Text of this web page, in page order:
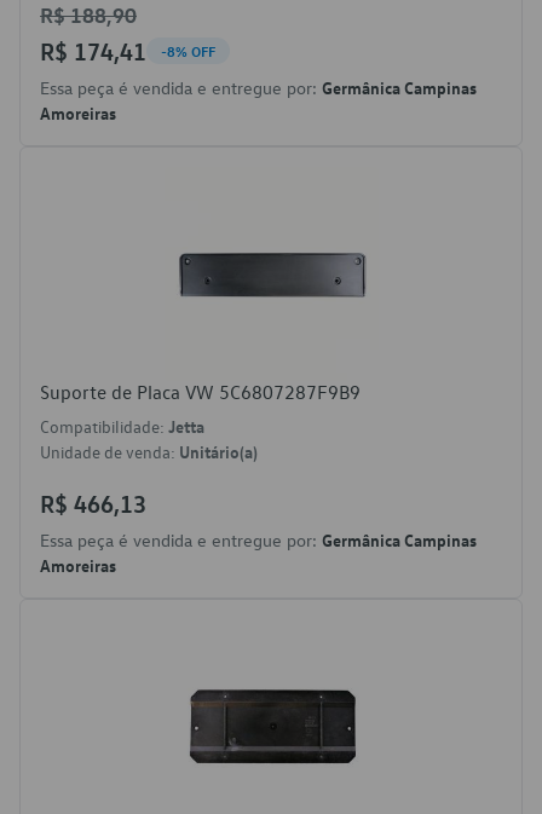
R$ 188,90
R$ 174,41 -8% OFF
Essa peça é vendida e entregue por: Germânica Campinas
Amoreiras
Suporte de Placa VW 5C6807287F9B9
Compatibilidade: Jetta
Unidade de venda: Unitário(a)
R$ 466,13
Essa peça é vendida e entregue por: Germânica Campinas
Amoreiras